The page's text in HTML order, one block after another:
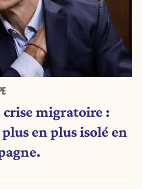
migratoire :
en plus isolé en